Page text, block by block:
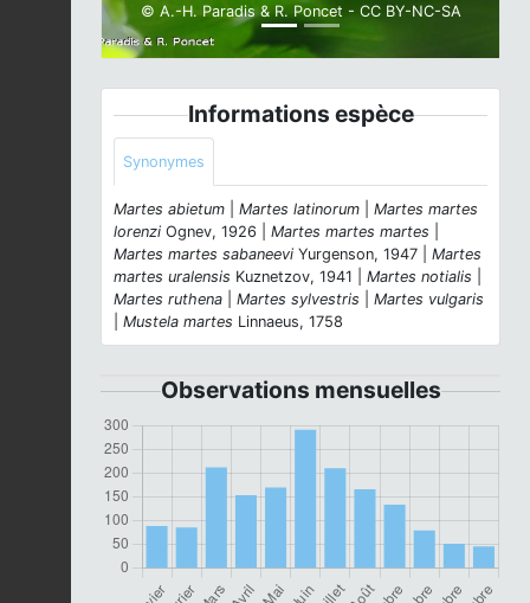
© A.-H. Paradis & R. Poncet - CC BY-NC-SA
Informations espèce
Synonymes
Martes abietum Martes latinorum
Martes martes
lorenzi Ognev, 1926 | Martes martes martes
Martes martes sabaneevi Yurgenson, 1947 | Martes
martes uralensis Kuznetzov, 1941 | Martes notialis
Martes ruthena
Martes sylvestris
Martes vulgaris
Mustela martes Linnaeus, 1758
Observations mensuelles